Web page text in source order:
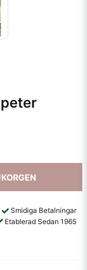
Smidiga Betalningar
Etablerad Sedan 1965